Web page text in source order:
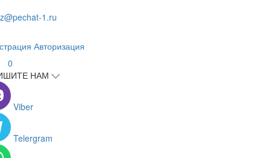
1.ru
Авторизация
0
НАМ
Viber
Telergram